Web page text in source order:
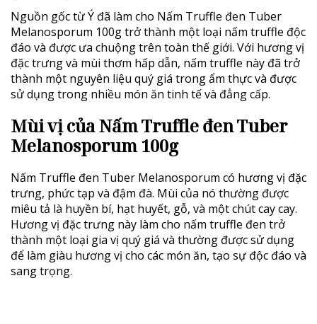
Nguồn gốc từ Ý đã làm cho Nấm Truffle đen Tuber
Melanosporum 100g trở thành một loại nấm truffle độc
đáo và được ưa chuộng trên toàn thế giới. Với hương vị
đặc trưng và mùi thơm hấp dẫn, nấm truffle này đã trở
thành một nguyên liệu quý giá trong ẩm thực và được
sử dụng trong nhiều món ăn tinh tế và đẳng cấp.
Mùi vị của Nấm Truffle đen Tuber
Melanosporum 100g
Nấm Truffle đen Tuber Melanosporum có hương vị đặc
trưng, phức tạp và đậm đà. Mùi của nó thường được
miêu tả là huyền bí, hạt huyết, gỗ, và một chút cay cay.
Hương vị đặc trưng này làm cho nấm truffle đen trở
thành một loại gia vị quý giá và thường được sử dụng
để làm giàu hương vị cho các món ăn, tạo sự độc đáo và
sang trọng.